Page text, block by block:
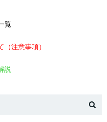
覧
（注意事項）
説